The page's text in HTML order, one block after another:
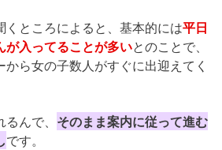
くところによると、基本的には平日
が入ってることが多いとのことで、
ら女の子数人がすぐに出迎えてく
んで、 そのまま案内に従って進む
です。